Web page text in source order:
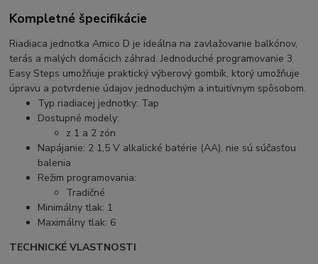
Kompletné špecifikácie
Riadiaca jednotka Amico D je ideálna na zavlažovanie balkónov,
terás a malých domácich záhrad. Jednoduché programovanie 3
Easy Steps umožňuje praktický výberový gombík, ktorý umožňuje
úpravu a potvrdenie údajov jednoduchým a intuitívnym spôsobom.
Typ riadiacej jednotky: Tap
Dostupné modely:
z 1 a 2 zón
Napájanie: 2 1,5 V alkalické batérie (AA), nie sú súčasťou
balenia
Režim programovania:
Tradičné
Minimálny tlak: 1
Maximálny tlak: 6
TECHNICKÉ VLASTNOSTI